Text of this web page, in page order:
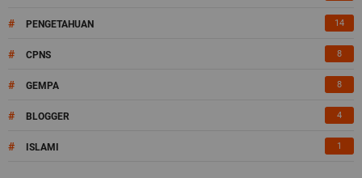
# PENGETAHUAN 14
# CPNS 8
# GEMPA 8
# BLOGGER 4
# ISLAMI 1